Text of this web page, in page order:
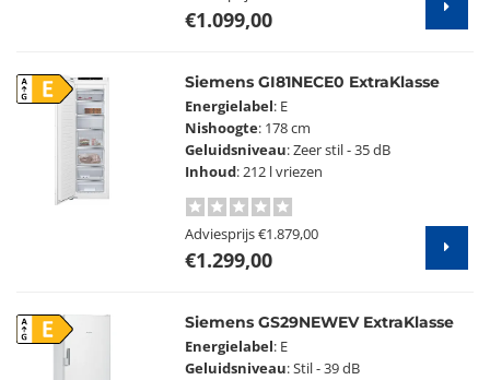
€1.099,00
Siemens GI81NECE0 ExtraKlasse
Energielabel: E
Nishoogte: 178 cm
Geluidsniveau: Zeer stil - 35 dB
Inhoud: 212 l vriezen
Adviesprijs€1.879,00
€1.299,00
Siemens GS29NEWEV ExtraKlasse
Energielabel: E
Geluidsniveau: Stil - 39 dB